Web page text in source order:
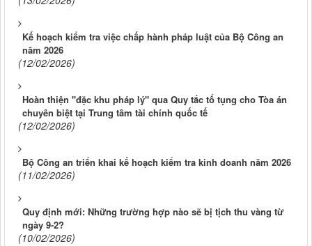
Kế hoạch kiểm tra việc chấp hành pháp luật của Bộ Công an
năm 2026
(12/02/2026)
Hoàn thiện "đặc khu pháp lý" qua Quy tắc tố tụng cho Tòa án
chuyên biệt tại Trung tâm tài chính quốc tế
(12/02/2026)
Bộ Công an triển khai kế hoạch kiểm tra kinh doanh năm 2026
(11/02/2026)
Quy định mới: Những trường hợp nào sẽ bị tịch thu vàng từ
ngày 9-2?
(10/02/2026)